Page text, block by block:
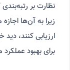
نظارت بر
زیرا به آن‌ها
ارزیابی کنند، دید
برای بهبود